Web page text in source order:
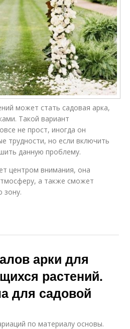
может стать садовая арка,
Такой вариант
не прост, иногда он
трудности, но если включить
данную проблему.
центром внимания, она
а также сможет
зону.
арки для
растений.
для садовой
по материалу основы.